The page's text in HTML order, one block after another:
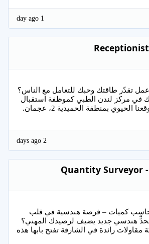
1 day ago
تقدّر طاقتك وحبك للتعامل مع الناس؟
في مركز لندن الطبي كموظفة استقبال
وخدمة عملاء في موقعنا الحيوي بمنطقة الحميدية 2، عجمان.
2 days ago
Quantity Surveyor
كميات – فرصة هندسية في قلب
هندسي جديد يضيف لرصيدك المهني؟
مقاولات رائدة في الشارقة تفتح بابها هذه